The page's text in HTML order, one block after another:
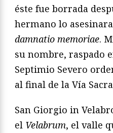
éste fue borrada
hermano lo
damnatio memoriae.
su nombre, raspado
Septimio Severo
al final de la Vía
San Giorgio in
el Velabrum, el valle